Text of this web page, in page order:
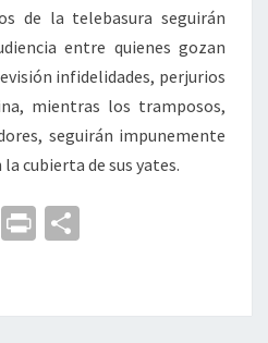
de la telebasura seguirán
entre quienes gozan
infidelidades, perjurios
mientras los tramposos,
seguirán impunemente
cubierta de sus yates.
E
Pr
p